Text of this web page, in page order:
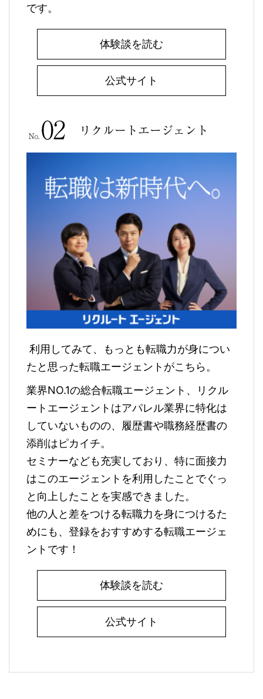
です。
体験談を読む
公式サイト
リクルートエージェント
利用してみて、もっとも転職力が身につい
たと思った転職エージェントがこちら。
業界NO.1の総合転職エージェント、リクル
ートエージェントはアパレル業界に特化は
していないものの、履歴書や職務経歴書の
添削はピカイチ。
セミナーなども充実しており、特に面接力
はこのエージェントを利用したことでぐっ
と向上したことを実感できました。
他の人と差をつける転職力を身につけるた
めにも、登録をおすすめする転職エージェ
ントです！
体験談を読む
公式サイト